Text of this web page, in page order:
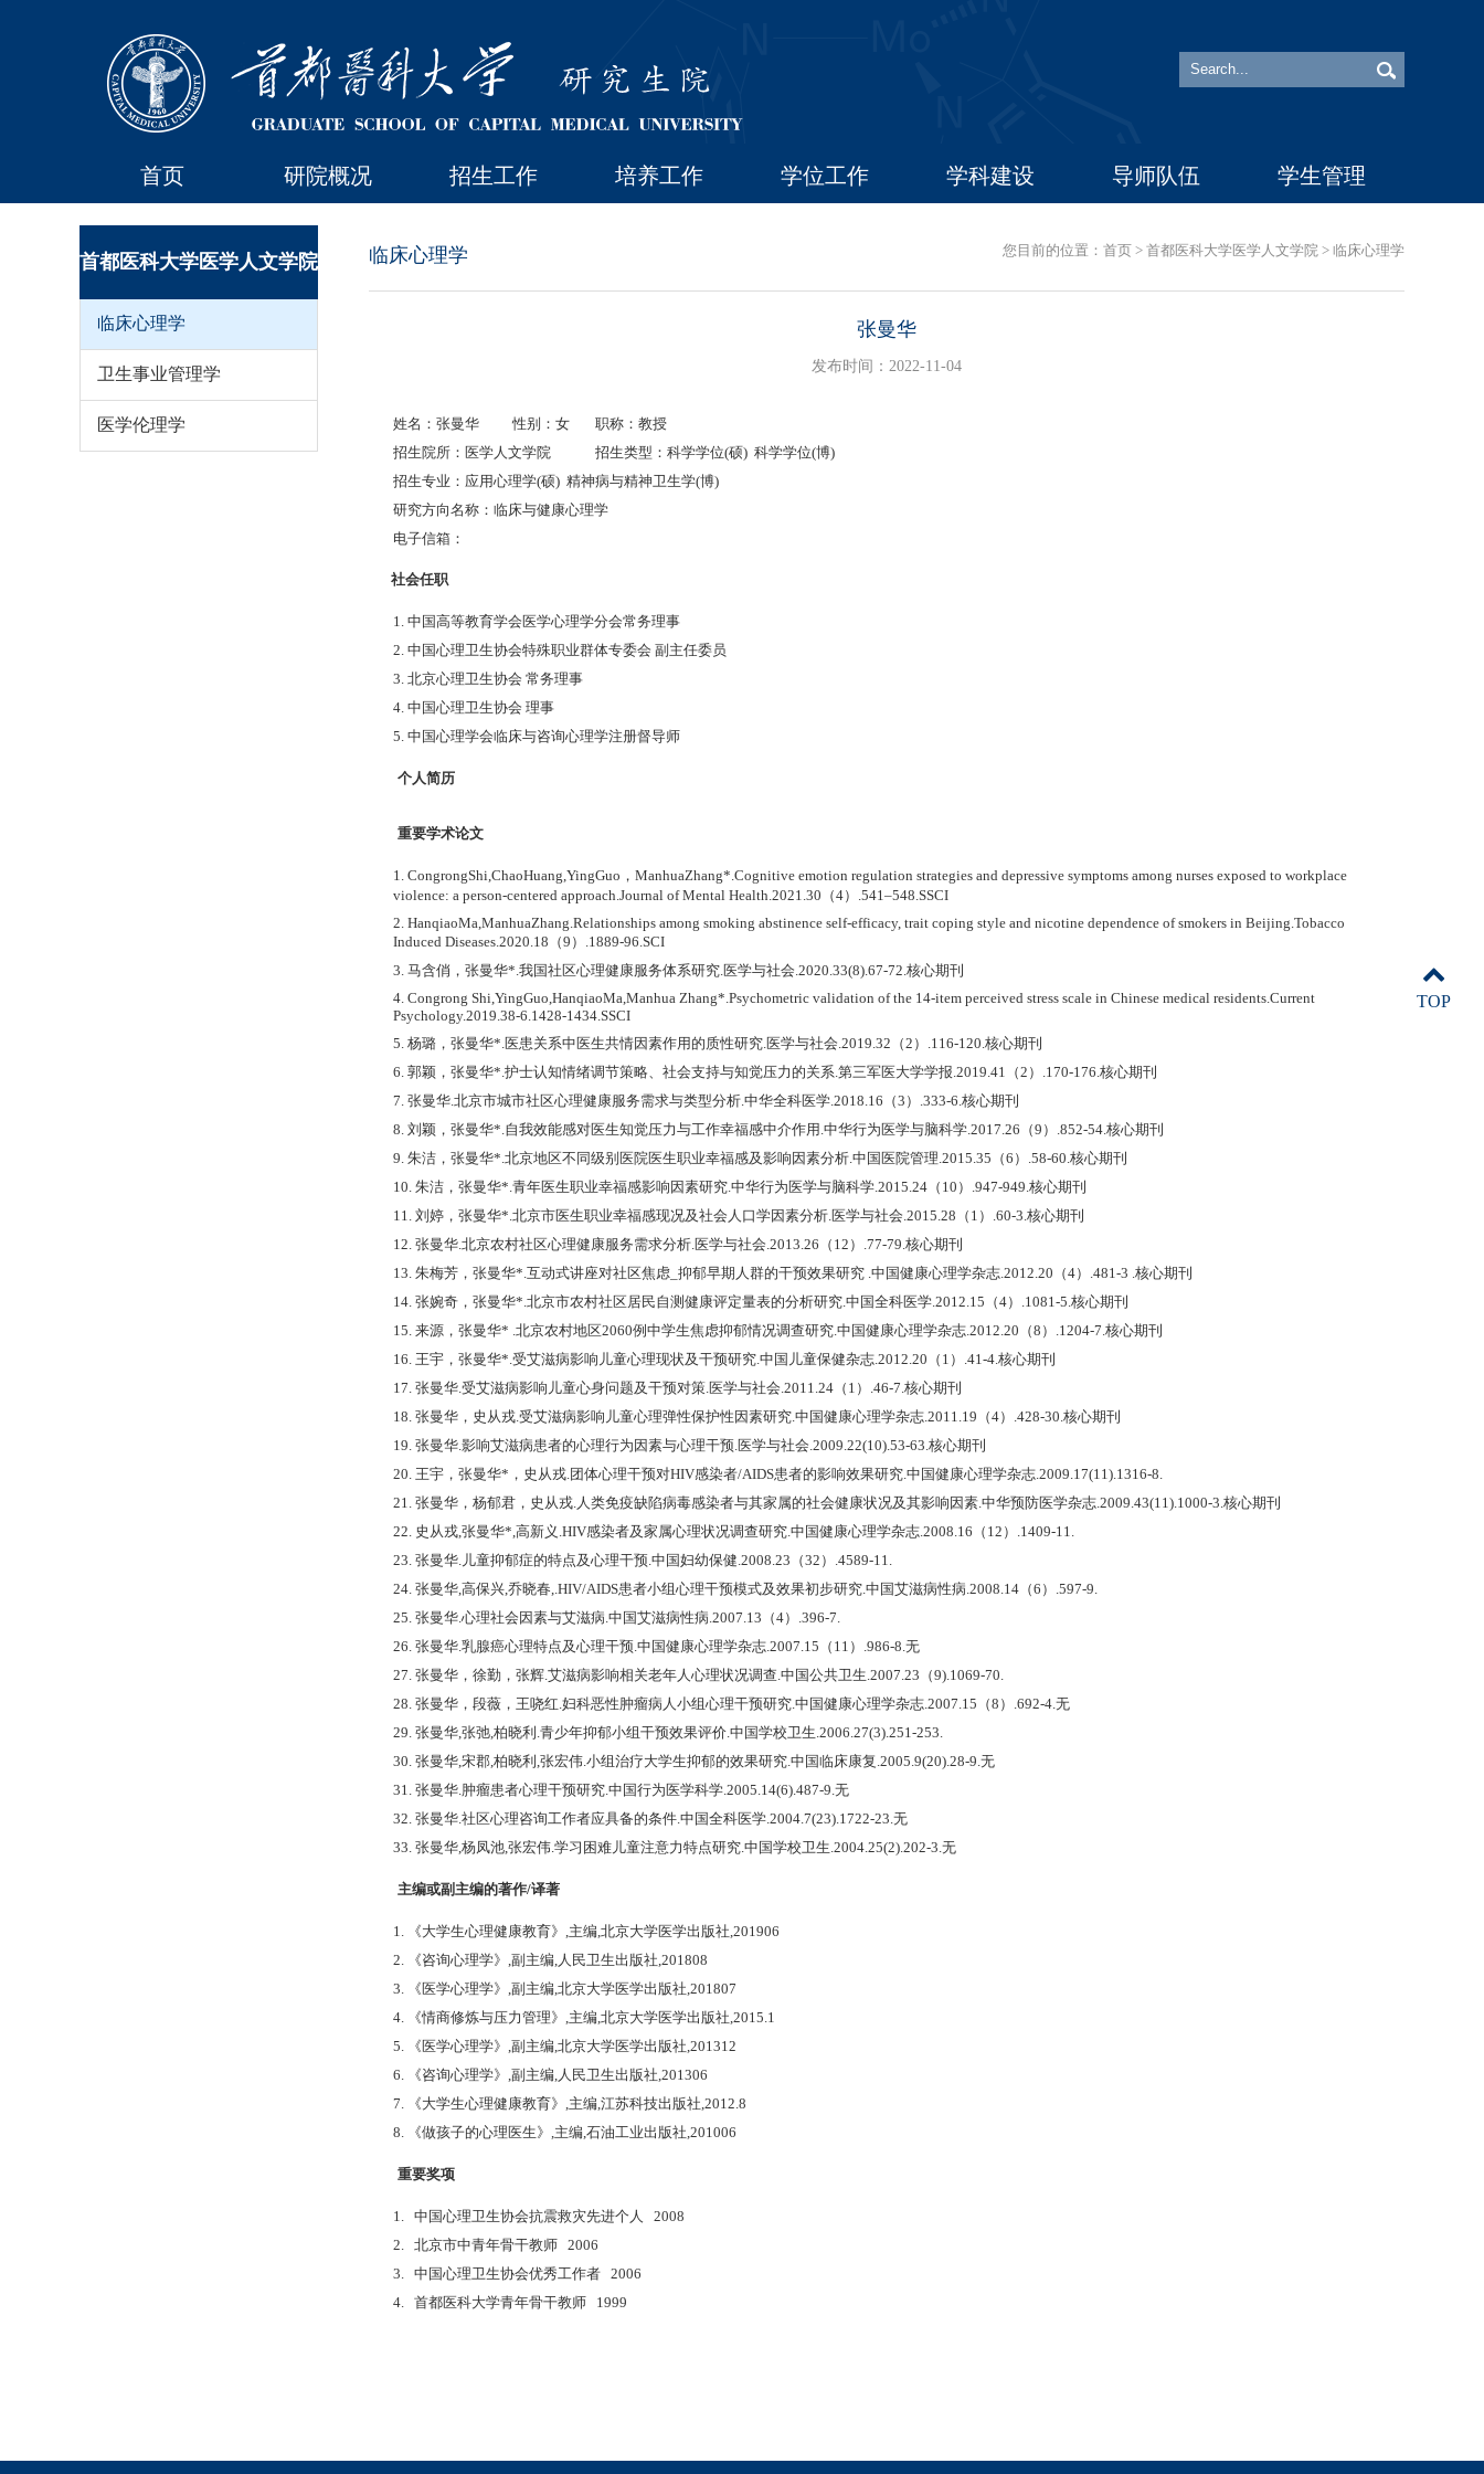
首页 研院概况 招生工作 培养工作 学位工作 学科建设 导师队伍 学生管理
首都医科大学医学人文学院
临床心理学
卫生事业管理学
医学伦理学
您目前的位置： 首页 > 首都医科大学医学人文学院 > 临床心理学
临床心理学
张曼华
发布时间：2022-11-04
姓名：张曼华 性别：女
职称：教授
招生院所：医学人文学院
招生类型：科学学位(硕) 科学学位(博)
招生专业：应用心理学(硕) 精神病与精神卫生学(博)
研究方向名称：临床与健康心理学
电子信箱：
社会任职
1. 中国高等教育学会医学心理学分会常务理事
2. 中国心理卫生协会特殊职业群体专委会 副主任委员
3. 北京心理卫生协会 常务理事
4. 中国心理卫生协会 理事
5. 中国心理学会临床与咨询心理学注册督导师
个人简历
重要学术论文
1. CongrongShi,ChaoHuang,YingGuo，ManhuaZhang*.Cognitive emotion regulation strategies and depressive symptoms among nurses exposed to workplace
violence: a person-centered approach.Journal of Mental Health.2021.30（4）.541–548.SSCI
2. HanqiaoMa,ManhuaZhang.Relationships among smoking abstinence self-efficacy, trait coping style and nicotine dependence of smokers in Beijing.Tobacco
Induced Diseases.2020.18（9）.1889-96.SCI
3. 马含俏，张曼华*.我国社区心理健康服务体系研究.医学与社会.2020.33(8).67-72.核心期刊
4. Congrong Shi,YingGuo,HanqiaoMa,Manhua Zhang*.Psychometric validation of the 14-item perceived stress scale in Chinese medical residents.Current
Psychology.2019.38-6.1428-1434.SSCI
5. 杨璐，张曼华*.医患关系中医生共情因素作用的质性研究.医学与社会.2019.32（2）.116-120.核心期刊
6. 郭颖，张曼华*.护士认知情绪调节策略、社会支持与知觉压力的关系.第三军医大学学报.2019.41（2）.170-176.核心期刊
7. 张曼华.北京市城市社区心理健康服务需求与类型分析.中华全科医学.2018.16（3）.333-6.核心期刊
8. 刘颖，张曼华*.自我效能感对医生知觉压力与工作幸福感中介作用.中华行为医学与脑科学.2017.26（9）.852-54.核心期刊
9. 朱洁，张曼华*.北京地区不同级别医院医生职业幸福感及影响因素分析.中国医院管理.2015.35（6）.58-60.核心期刊
10. 朱洁，张曼华*.青年医生职业幸福感影响因素研究.中华行为医学与脑科学.2015.24（10）.947-949.核心期刊
11. 刘婷，张曼华*.北京市医生职业幸福感现况及社会人口学因素分析.医学与社会.2015.28（1）.60-3.核心期刊
12. 张曼华.北京农村社区心理健康服务需求分析.医学与社会.2013.26（12）.77-79.核心期刊
13. 朱梅芳，张曼华*.互动式讲座对社区焦虑_抑郁早期人群的干预效果研究 .中国健康心理学杂志.2012.20（4）.481-3 .核心期刊
14. 张婉奇，张曼华*.北京市农村社区居民自测健康评定量表的分析研究.中国全科医学.2012.15（4）.1081-5.核心期刊
15. 来源，张曼华* .北京农村地区2060例中学生焦虑抑郁情况调查研究.中国健康心理学杂志.2012.20（8）.1204-7.核心期刊
16. 王宇，张曼华*.受艾滋病影响儿童心理现状及干预研究.中国儿童保健杂志.2012.20（1）.41-4.核心期刊
17. 张曼华.受艾滋病影响儿童心身问题及干预对策.医学与社会.2011.24（1）.46-7.核心期刊
18. 张曼华，史从戎.受艾滋病影响儿童心理弹性保护性因素研究.中国健康心理学杂志.2011.19（4）.428-30.核心期刊
19. 张曼华.影响艾滋病患者的心理行为因素与心理干预.医学与社会.2009.22(10).53-63.核心期刊
20. 王宇，张曼华*，史从戎.团体心理干预对HIV感染者/AIDS患者的影响效果研究.中国健康心理学杂志.2009.17(11).1316-8.
21. 张曼华，杨郁君，史从戎.人类免疫缺陷病毒感染者与其家属的社会健康状况及其影响因素.中华预防医学杂志.2009.43(11).1000-3.核心期刊
22. 史从戎,张曼华*,高新义.HIV感染者及家属心理状况调查研究.中国健康心理学杂志.2008.16（12）.1409-11.
23. 张曼华.儿童抑郁症的特点及心理干预.中国妇幼保健.2008.23（32）.4589-11.
24. 张曼华,高保兴,乔晓春,.HIV/AIDS患者小组心理干预模式及效果初步研究.中国艾滋病性病.2008.14（6）.597-9.
25. 张曼华.心理社会因素与艾滋病.中国艾滋病性病.2007.13（4）.396-7.
26. 张曼华.乳腺癌心理特点及心理干预.中国健康心理学杂志.2007.15（11）.986-8.无
27. 张曼华，徐勤，张辉.艾滋病影响相关老年人心理状况调查.中国公共卫生.2007.23（9).1069-70.
28. 张曼华，段薇，王哓红.妇科恶性肿瘤病人小组心理干预研究.中国健康心理学杂志.2007.15（8）.692-4.无
29. 张曼华,张弛,柏晓利.青少年抑郁小组干预效果评价.中国学校卫生.2006.27(3).251-253.
30. 张曼华,宋郡,柏晓利,张宏伟.小组治疗大学生抑郁的效果研究.中国临床康复.2005.9(20).28-9.无
31. 张曼华.肿瘤患者心理干预研究.中国行为医学科学.2005.14(6).487-9.无
32. 张曼华.社区心理咨询工作者应具备的条件.中国全科医学.2004.7(23).1722-23.无
33. 张曼华,杨凤池,张宏伟.学习困难儿童注意力特点研究.中国学校卫生.2004.25(2).202-3.无
主编或副主编的著作/译著
1. 《大学生心理健康教育》,主编,北京大学医学出版社,201906
2. 《咨询心理学》,副主编,人民卫生出版社,201808
3. 《医学心理学》,副主编,北京大学医学出版社,201807
4. 《情商修炼与压力管理》,主编,北京大学医学出版社,2015.1
5. 《医学心理学》,副主编,北京大学医学出版社,201312
6. 《咨询心理学》,副主编,人民卫生出版社,201306
7. 《大学生心理健康教育》,主编,江苏科技出版社,2012.8
8. 《做孩子的心理医生》,主编,石油工业出版社,201006
重要奖项
1. 中国心理卫生协会抗震救灾先进个人 2008
2. 北京市中青年骨干教师 2006
3. 中国心理卫生协会优秀工作者 2006
4. 首都医科大学青年骨干教师 1999
TOP